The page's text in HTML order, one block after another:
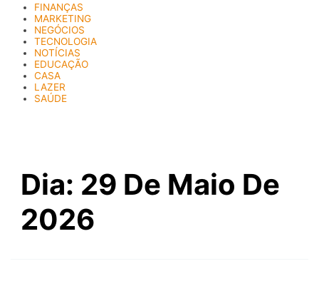
FINANÇAS
MARKETING
NEGÓCIOS
TECNOLOGIA
NOTÍCIAS
EDUCAÇÃO
CASA
LAZER
SAÚDE
Dia: 29 De Maio De
2026